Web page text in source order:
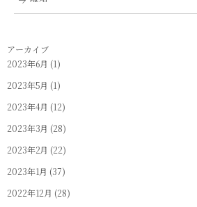
アーカイブ
2023年6月 (1)
2023年5月 (1)
2023年4月 (12)
2023年3月 (28)
2023年2月 (22)
2023年1月 (37)
2022年12月 (28)